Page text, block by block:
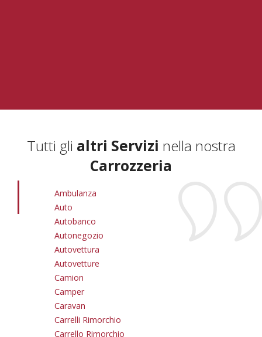
Tutti gli altri Servizi nella nostra
Carrozzeria
Ambulanza
Auto
Autobanco
Autonegozio
Autovettura
Autovetture
Camion
Camper
Caravan
Carrelli Rimorchio
Carrello Rimorchio